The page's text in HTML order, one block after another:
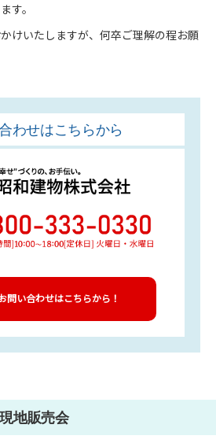
す。
けいたしますが、何卒ご理解の程お願
わせはこちらから
問い合わせはこちらから！
地販売会